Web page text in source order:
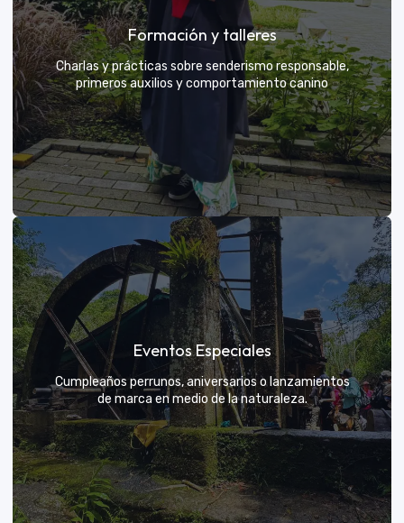
Tú eliges el parche y nosotros nos encargamos de
una aventura exclusiva
Formación y talleres
Charlas y prácticas sobre senderismo responsable,
primeros auxilios y comportamiento canino
Formación y talleres
Aprende de expertos a ser el mejor guía para tu
propio explorador
VER MÁS
Eventos Especiales
Cumpleaños perrunos, aniversarios o lanzamientos
de marca en medio de la naturaleza.